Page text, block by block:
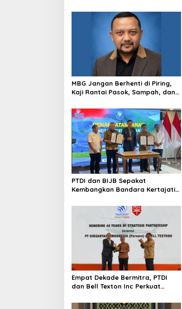
MBG Jangan Berhenti di Piring,
Kaji Rantai Pasok, Sampah, dan
PTDI dan BIJB Sepakat
Kembangkan Bandara Kertajati
Kedirgantaraan Nasional
Empat Dekade Bermitra, PTDI
dan Bell Texton Inc Perkuat
Helikopter